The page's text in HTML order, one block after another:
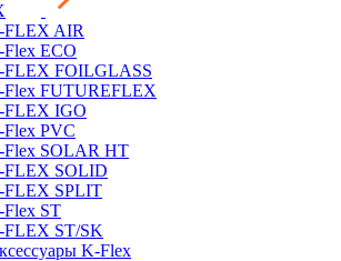
FLEX AIR
ECO
FLEX FOILGLASS
FUTUREFLEX
FLEX IGO
PVC
SOLAR HT
FLEX SOLID
FLEX SPLIT
ST
ST/SK
K-Flex